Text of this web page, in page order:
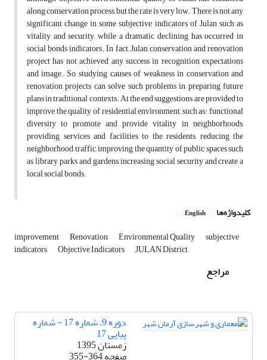
along conservation process, but the rate is very low. There is not any
significant change in some subjective indicators of Julan such as
vitality and security, while a dramatic declining has occurred in
social bonds indicators. In fact, Julan conservation and renovation
project has not achieved any success in recognition expectations
and image. So, studying causes of weakness in conservation and
renovation projects can solve such problems in preparing future
plans in traditional contexts. At the end suggestions are provided to
improve the quality of residential environment, such as: functional
diversity to promote and provide vitality in neighborhoods,
providing services and facilities to the residents, reducing the
neighborhood traffic, improving the quantity of public spaces such
as library, parks and gardens, increasing social security and create a
local social bonds.
کلیدواژه‌ها English
improvement Renovation Environmental Quality subjective
indicators Objective Indicators JULAN District
مراجع
دوره 9، شماره 17 - شماره
پیاپی 17
زمستان 1395